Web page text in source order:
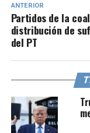
ANTERIOR
Partidos de la
distribución de
del PT